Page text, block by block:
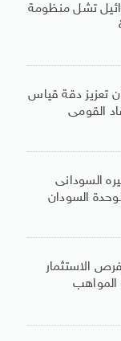
تشل منظومة
تعزيز دقة قياس
القومى
السودانى
السودان
الاستثمار
المواهب